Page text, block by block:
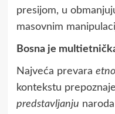
presijom, u
masovnim
Bosna je
Najveća prevara
kontekstu
predstavljanju